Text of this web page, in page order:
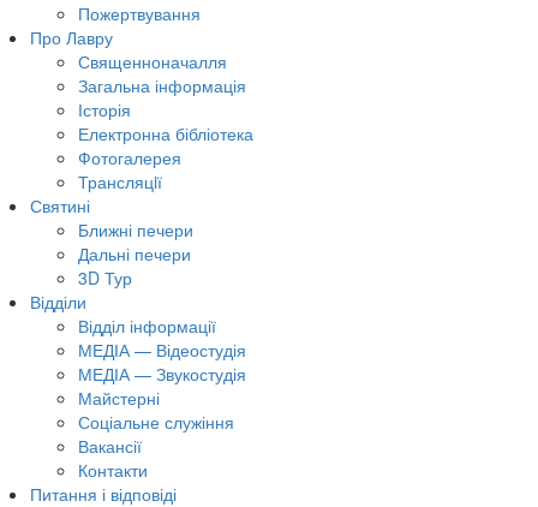
Пожертвування
Про Лавру
Священноначалля
Загальна інформація
Історія
Електронна бібліотека
Фотогалерея
Трансляцiї
Святині
Ближні печери
Дальні печери
3D Тур
Відділи
Відділ інформації
МЕДІА — Відеостудія
МЕДІА — Звукостудія
Майстерні
Соціальне служіння
Вакансії
Контакти
Питання і відповіді